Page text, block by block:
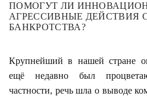
ПОМОГУТ ЛИ
АГРЕССИВНЫЕ ДЕЙСТВИЯ
БАНКРОТСТВА?
Крупнейший в нашей стране
ещё недавно был
частности, речь шла о выводе